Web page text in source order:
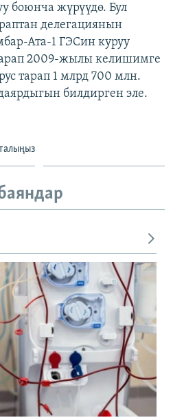
боюнча жүрүүдө. Бул
делегациянын
Ата-1 ГЭСин куруу
2009-жылы келишимге
тарап 1 млрд 700 млн.
билдирген эле.